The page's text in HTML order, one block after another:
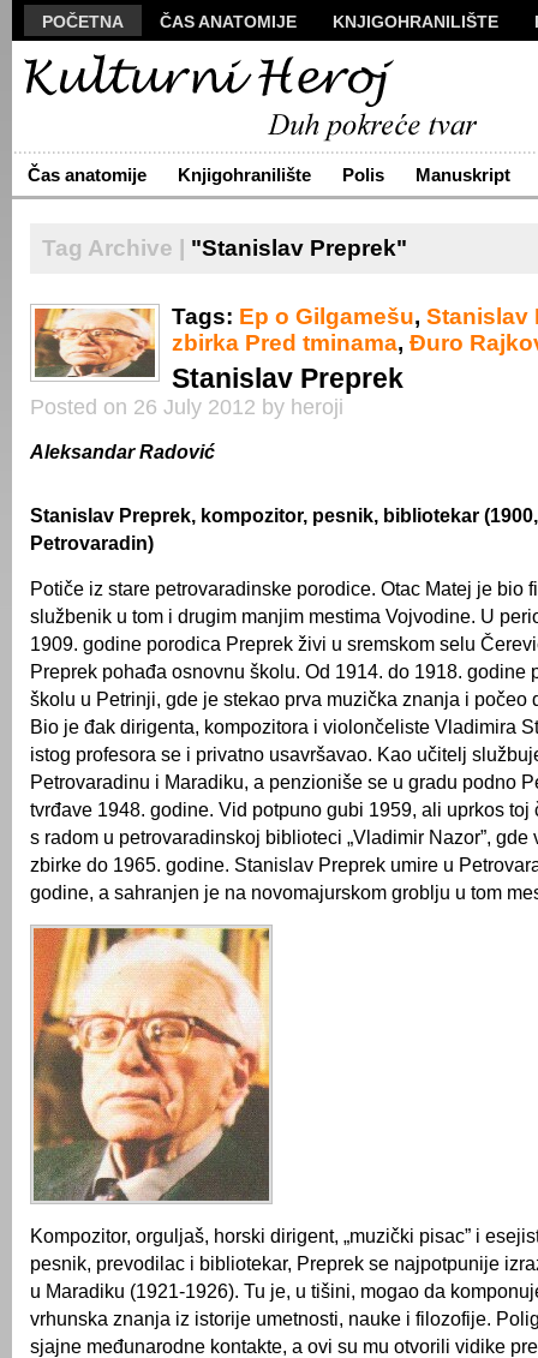
POČETNA ČAS ANATOMIJE KNJIGOHRANILIŠTE
MANUSKRIPT
VIZUALI
ARHIVA
O NAMA ŽIVA REČ KONTAKT
Čas anatomije Knjigohranilište Polis Manuskript
Tag Archive | "Stanislav Preprek"
Tags: Ep o Gilgamešu, Stanislav
zbirka Pred tminama, Đuro
Stanislav Preprek
Posted on 26 July 2012 by heroji
Aleksandar Radović
Stanislav Preprek, kompozitor, pesnik, bibliotekar
Petrovaradin)
Potiče iz stare petrovaradinske porodice. Otac Matej je bio
službenik u tom i drugim manjim mestima Vojvodine. U
1909. godine porodica Preprek živi u sremskom selu
Preprek pohađa osnovnu školu. Od 1914. do 1918. godine
školu u Petrinji, gde je stekao prva muzička znanja i počeo
Bio je đak dirigenta, kompozitora i violončeliste Vladimira
istog profesora se i privatno usavršavao. Kao učitelj
Petrovaradinu i Maradiku, a penzioniše se u gradu podno
tvrđave 1948. godine. Vid potpuno gubi 1959, ali uprkos
s radom u petrovaradinskoj biblioteci „Vladimir Nazor”, gde
zbirke do 1965. godine. Stanislav Preprek umire u
godine, a sahranjen je na novomajurskom groblju u tom
Kompozitor, orguljaš, horski dirigent, „muzički pisac” i
pesnik, prevodilac i bibliotekar, Preprek se najpotpunije
u Maradiku (1921-1926). Tu je, u tišini, mogao da
vrhunska znanja iz istorije umetnosti, nauke i filozofije.
sjajne međunarodne kontakte, a ovi su mu otvorili vidike